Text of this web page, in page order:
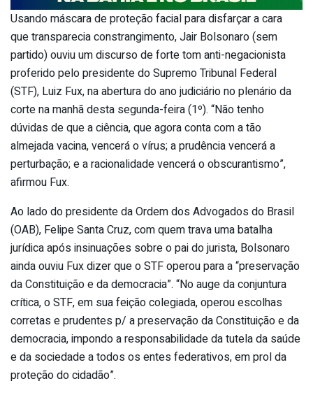
Usando máscara de proteção facial para disfarçar a cara
que transparecia constrangimento, Jair Bolsonaro (sem
partido) ouviu um discurso de forte tom anti-negacionista
proferido pelo presidente do Supremo Tribunal Federal
(STF), Luiz Fux, na abertura do ano judiciário no plenário da
corte na manhã desta segunda-feira (1º). “Não tenho
dúvidas de que a ciência, que agora conta com a tão
almejada vacina, vencerá o vírus; a prudência vencerá a
perturbação; e a racionalidade vencerá o obscurantismo”,
afirmou Fux.
Ao lado do presidente da Ordem dos Advogados do Brasil
(OAB), Felipe Santa Cruz, com quem trava uma batalha
jurídica após insinuações sobre o pai do jurista, Bolsonaro
ainda ouviu Fux dizer que o STF operou para a “preservação
da Constituição e da democracia”. “No auge da conjuntura
crítica, o STF, em sua feição colegiada, operou escolhas
corretas e prudentes p/ a preservação da Constituição e da
democracia, impondo a responsabilidade da tutela da saúde
e da sociedade a todos os entes federativos, em prol da
proteção do cidadão”.